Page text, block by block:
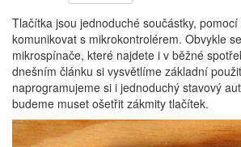
Tlačítka jsou jednoduché součástky,
komunikovat s mikrokontrolérem. Obvykle
mikrospínače, které najdete i v běžné
dnešním článku si vysvětlíme základní
naprogramujeme si i jednoduchý stavový
budeme muset ošetřit zákmity tlačítek.